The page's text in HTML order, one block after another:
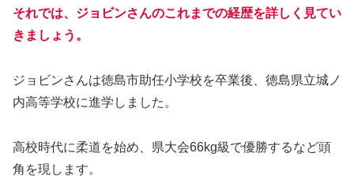
それでは、ジョビンさんのこれまでの経歴を詳しく見てい
きましょう。
ジョビンさんは徳島市助任小学校を卒業後、徳島県立城ノ
内高等学校に進学しました。
高校時代に柔道を始め、県大会66kg級で優勝するなど頭
角を現します。